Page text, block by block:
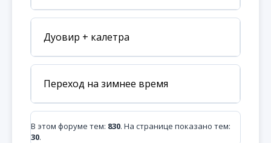
Дуовир + калетра
Переход на зимнее время
В этом форуме тем: 830. На странице показано тем:
30.